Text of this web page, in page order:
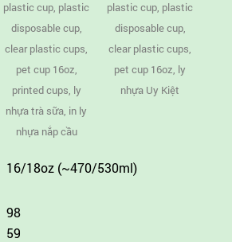
16/18oz (~470/530ml)
98
59